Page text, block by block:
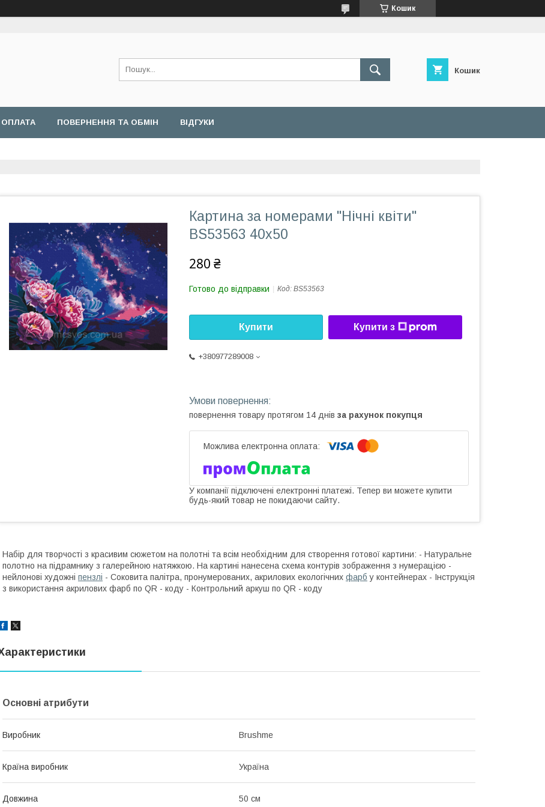
Кошик
Кошик
ПОВЕРНЕННЯ ТА ОБМІН ВІДГУКИ
Картина за номерами "Нічні квіти"
BS53563 40х50
280 ₴
Готово до відправки Код: BS53563
Купити Купити з
+380977289008
повернення товару протягом 14 днів за рахунок покупця
У компанії підключені електронні платежі. Тепер ви можете купити
будь-який товар не покидаючи сайту.
Набір для творчості з красивим сюжетом на полотні та всім необхідним для створення готової картини: - Натуральне
полотно на підрамнику з галерейною натяжкою. На картині нанесена схема контурів зображення з нумерацією -
нейлонові художні пензлі - Соковита палітра, пронумерованих, акрилових екологічних фарб у контейнерах - Інструкція
з використання акрилових фарб по QR - коду - Контрольний аркуш по QR - коду
Основні атрибути
Виробник Brushme
Країна виробник Україна
Довжина 50 см